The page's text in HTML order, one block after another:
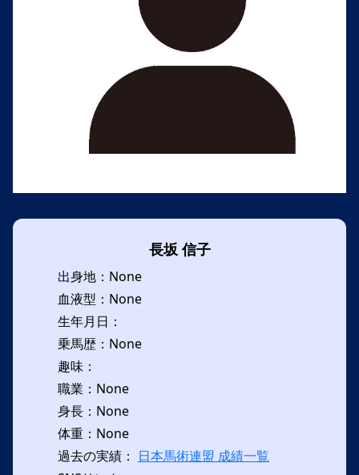
長坂 信子
出身地：None
血液型：None
生年月日：
乗馬歴：None
趣味：
職業：None
身長：None
体重：None
過去の実績： 日本馬術連盟 成績一覧